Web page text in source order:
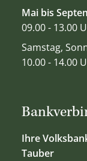
Ihre
Tauber
Mai bis
09.00 - 13.00
Samstag,
10.00 - 14.00